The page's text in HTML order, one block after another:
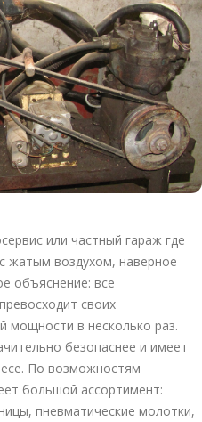
или частный гараж где
жатым воздухом, наверное
объяснение: все
своих
мощности в несколько раз.
безопаснее и имеет
По возможностям
большой ассортимент:
пневматические молотки,